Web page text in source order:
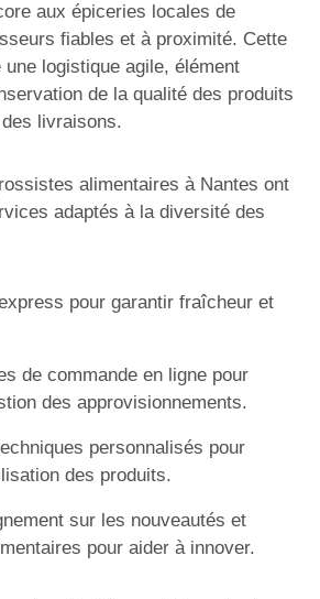
aux épiceries locales de
fiables et à proximité. Cette
logistique agile, élément
de la qualité des produits
livraisons.
alimentaires à Nantes ont
adaptés à la diversité des
pour garantir fraîcheur et
de commande en ligne pour
des approvisionnements.
personnalisés pour
des produits.
sur les nouveautés et
pour aider à innover.